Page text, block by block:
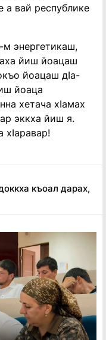
къоал дарах,
а вай республике
м энергетикаш,
йиш йоацаш
йоацаш дIа-
йоаца
хетача хIамах
эккха йиш я.
хIаравар!